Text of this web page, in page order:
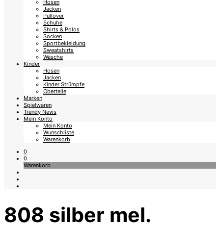
Hosen
Jacken
Pullover
Schuhe
Shirts & Polos
Socken
Sportbekleidung
Sweatshirts
Wäsche
Kinder
Hosen
Jacken
Kinder Strümpfe
Oberteile
Marken
Spielwaren
Trendy News
Mein Konto
Mein Konto
Wunschliste
Warenkorb
0
0
Warenkorb
808 silber mel.